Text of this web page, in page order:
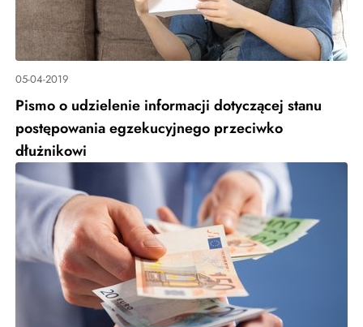
05-04-2019
Pismo o udzielenie informacji dotyczącej stanu
postępowania egzekucyjnego przeciwko
dłużnikowi